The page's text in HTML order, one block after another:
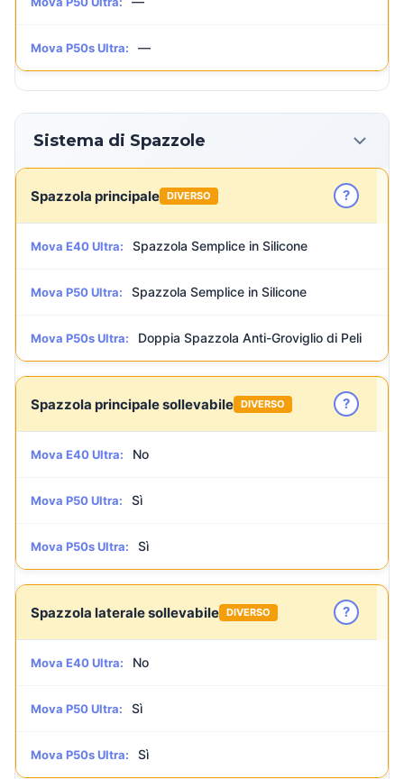
Mova P50s Ultra: —
Sistema di Spazzole
Spazzola principale DIVERSO ?
Mova E40 Ultra: Spazzola Semplice in Silicone
Mova P50 Ultra: Spazzola Semplice in Silicone
Mova P50s Ultra: Doppia Spazzola Anti-Groviglio di Peli
Spazzola principale sollevabile DIVERSO ?
Mova E40 Ultra: No
Mova P50 Ultra: Sì
Mova P50s Ultra: Sì
Spazzola laterale sollevabile DIVERSO ?
Mova E40 Ultra: No
Mova P50 Ultra: Sì
Mova P50s Ultra: Sì